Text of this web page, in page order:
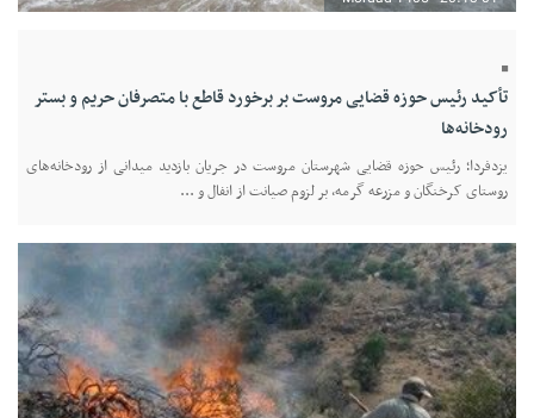
تأکید رئیس حوزه قضایی مروست بر برخورد قاطع با متصرفان حریم و بستر
رودخانه‌ها
یزدفردا؛ رئیس حوزه قضایی شهرستان مروست در جریان بازدید میدانی از رودخانه‌های
روستای کرخنگان و مزرعه گرمه، بر لزوم صیانت از انفال و ...